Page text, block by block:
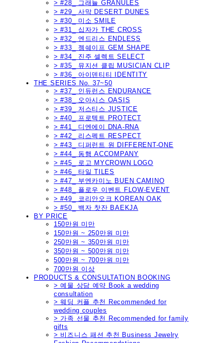
> #28_ 그래뉼 GRANULES
> #29_ 사막 DESERT DUNES
> #30_ 미소 SMILE
> #31_ 십자가 THE CROSS
> #32_ 엔드리스 ENDLESS
> #33_ 젬쉐이프 GEM SHAPE
> #34_ 진주 셀렉트 SELECT
> #35_ 뮤지션 클립 MUSICIAN CLIP
> #36_ 아이덴티티 IDENTITY
THE SERIES No. 37~50
> #37_ 인듀런스 ENDURANCE
> #38_ 오아시스 OASIS
> #39_ 저스티스 JUSTICE
> #40_ 프로텍트 PROTECT
> #41_ 디엔에이 DNA-RNA
> #42_ 리스펙트 RESPECT
> #43_ 디퍼런트 원 DIFFERENT-ONE
> #44_ 동행 ACCOMPANY
> #45_ 로고 MYCROWN LOGO
> #46_ 타일 TILES
> #47_ 부엔카미노 BUEN CAMINO
> #48_ 플로우 이벤트 FLOW-EVENT
> #49_ 코리안오크 KOREAN OAK
> #50_ 백자 찻잔 BAEKJA
BY PRICE
150만원 미만
150만원 ~ 250만원 미만
250만원 ~ 350만원 미만
350만원 ~ 500만원 미만
500만원 ~ 700만원 미만
700만원 이상
PRODUCTS & CONSULTATION BOOKING
> 예물 상담 예약 Book a wedding
consultation
> 웨딩 커플 추천 Recommended for
wedding couples
> 가족 선물 추천 Recommended for family
gifts
> 비즈니스 패션 추천 Business Jewelry